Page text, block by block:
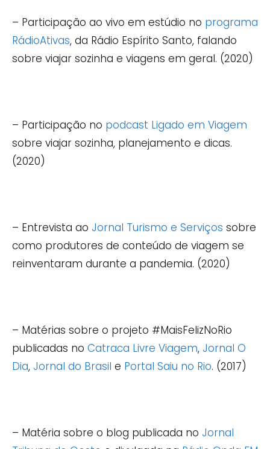
– Participação ao vivo em estúdio no programa
RádioAtivas, da Rádio Espírito Santo, falando
sobre viajar sozinha e viagens em geral. (2020)
– Participação no podcast Ligado em Viagem
sobre viajar sozinha, planejamento e dicas.
(2020)
– Entrevista ao Jornal Turismo e Serviços sobre
como produtores de conteúdo de viagem se
reinventaram durante a pandemia. (2020)
– Matérias sobre o projeto #MaisFelizNoRio
publicadas no Catraca Livre Viagem, Jornal O
Dia, Jornal do Brasil e Portal Saiu no Rio. (2017)
– Matéria sobre o blog publicada no Jornal